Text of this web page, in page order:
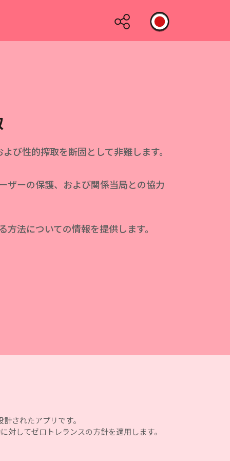
び性的搾取を断固として非難します。
ザーの保護、および関係当局との協力
法についての情報を提供します。
されたアプリです。
してゼロトレランスの方針を適用します。